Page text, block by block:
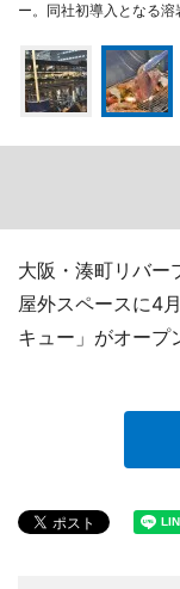
ー。同社初導入となる溶
大阪・湊町リバー
屋外スペースに4
キュー」がオープ